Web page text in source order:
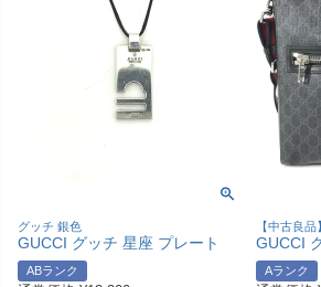
グッチ 銀色
GUCCI グッチ 星座 プレート
天秤座 LIBRA チョーカー ネッ
クレス SV925 レディース シル
ABランク
【中古良
GUCCI グッチ
リーム
カバン
Aランク